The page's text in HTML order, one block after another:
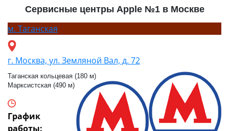
Сервисные центры Apple №1 в Москве
м. Таганская
г. Москва, ул. Земляной Вал, д. 72
Таганская кольцевая (180 м)
Марксистская (490 м)
График
работы: